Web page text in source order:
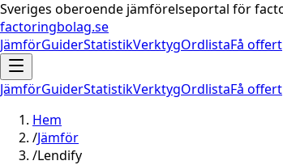
Sveriges oberoende jämförelseportal för
factoringbolag.se
JämförGuiderStatistikVerktygOrdlistaFå offert
JämförGuiderStatistikVerktygOrdlistaFå offert
Hem
/Jämför
/Lendify